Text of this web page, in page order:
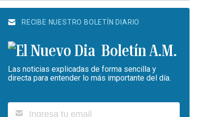
RECIBE NUESTRO BOLETÍN DIARIO
Boletín A.M.
Las noticias explicadas de forma sencilla y
directa para entender lo más importante del día.